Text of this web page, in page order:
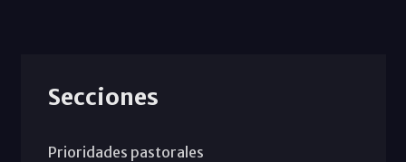
Secciones
Prioridades pastorales